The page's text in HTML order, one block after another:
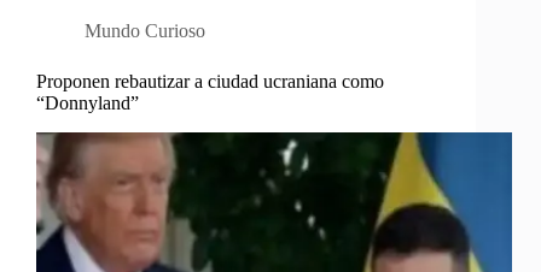
Mundo Curioso
Proponen rebautizar a ciudad ucraniana como
“Donnyland”